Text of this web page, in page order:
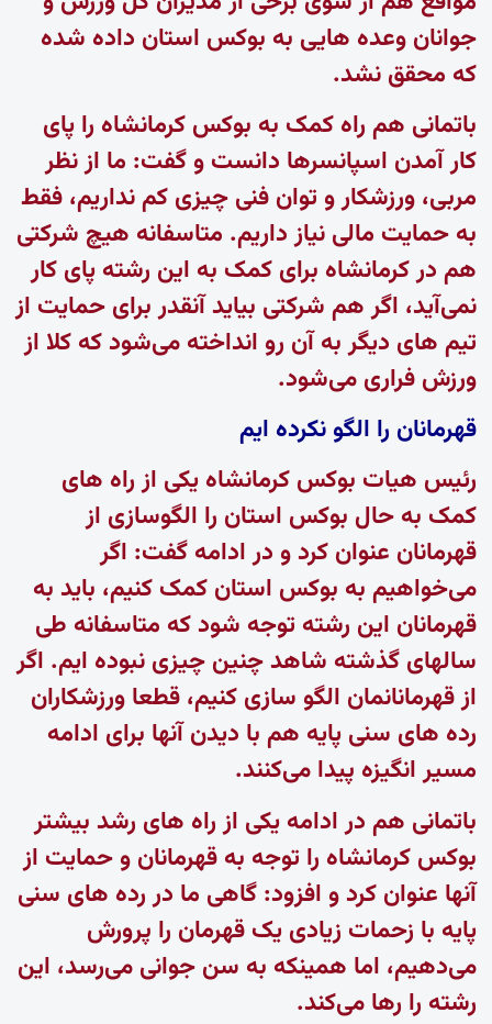
جوانان وعده هایی به بوکس استان داده شده
که محقق نشد.
باتمانی هم راه کمک به بوکس کرمانشاه را پای
کار آمدن اسپانسرها دانست و گفت: ما از نظر
مربی، ورزشکار و توان فنی چیزی کم نداریم، فقط
به حمایت مالی نیاز داریم. متاسفانه هیچ شرکتی
هم در کرمانشاه برای کمک به این رشته پای کار
نمی‌آید، اگر هم شرکتی بیاید آنقدر برای حمایت از
تیم های دیگر به آن رو انداخته می‌شود که کلا از
ورزش فراری می‌شود.
قهرمانان را الگو نکرده ایم
رئیس هیات بوکس کرمانشاه یکی از راه های
کمک به حال بوکس استان را الگوسازی از
قهرمانان عنوان کرد و در ادامه گفت: اگر
می‌خواهیم به بوکس استان کمک کنیم، باید به
قهرمانان این رشته توجه شود که متاسفانه طی
سالهای گذشته شاهد چنین چیزی نبوده ایم. اگر
از قهرمانانمان الگو سازی کنیم، قطعا ورزشکاران
رده های سنی پایه هم با دیدن آنها برای ادامه
مسیر انگیزه پیدا می‌کنند.
باتمانی هم در ادامه یکی از راه های رشد بیشتر
بوکس کرمانشاه را توجه به قهرمانان و حمایت از
آنها عنوان کرد و افزود: گاهی ما در رده های سنی
پایه با زحمات زیادی یک قهرمان را پرورش
می‌دهیم، اما همینکه به سن جوانی می‌رسد، این
رشته را رها می‌کند.